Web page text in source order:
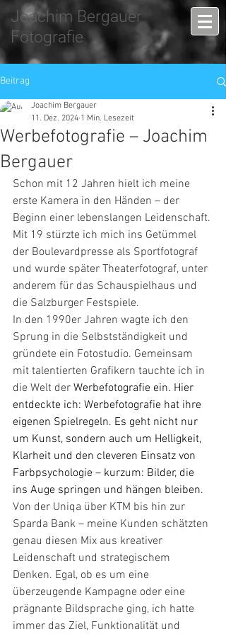
Joachim Bergauer
Fotografie
Beitrag
Werbefotografie – Joachim
Bergauer
Joachim Bergauer
11. Dez. 2024 1 Min. Lesezeit
Schon mit 12 Jahren hielt ich meine
erste Kamera in den Händen – der
Beginn einer lebenslangen Leidenschaft.
Mit 19 stürzte ich mich ins Getümmel
der Boulevardpresse als Sportfotograf
und wurde später Theaterfotograf, unter
anderem für das Schauspielhaus und
die Salzburger Festspiele.
In den 1990er Jahren wagte ich den
Sprung in die Selbstständigkeit und
gründete ein Fotostudio. Gemeinsam
mit talentierten Grafikern tauchte ich in
die Welt der Werbefotografie ein. Hier
entdeckte ich: Werbefotografie hat ihre
eigenen Spielregeln. Es geht nicht nur
um Kunst, sondern auch um Helligkeit,
Klarheit und den cleveren Einsatz von
Farbpsychologie – kurzum: Bilder, die
ins Auge springen und hängen bleiben.
Von der Uniqa über KTM bis hin zur
Sparda Bank – meine Kunden schätzten
genau diesen Mix aus kreativer
Leidenschaft und strategischem
Denken. Egal, ob es um eine
überzeugende Kampagne oder eine
prägnante Bildsprache ging, ich hatte
immer das Ziel, Funktionalität und